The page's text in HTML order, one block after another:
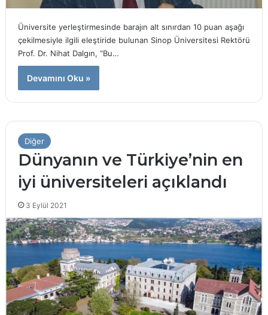
Üniversite yerleştirmesinde barajın alt sınırdan 10 puan aşağı
çekilmesiyle ilgili eleştiride bulunan Sinop Üniversitesi Rektörü
Prof. Dr. Nihat Dalgın, “Bu…
Devamını Oku »
Diğer
Dünyanın ve Türkiye’nin en
iyi üniversiteleri açıklandı
3 Eylül 2021